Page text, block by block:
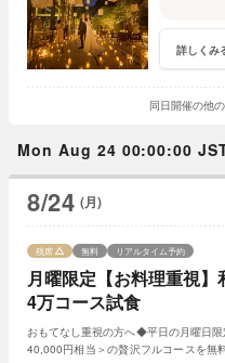
詳しくみ
同日開催の他
Mon Aug 24 00:00:00
8/24 (月)
月曜限定【お料理重視
4万コース試食
残席 無料 リアルタイム予約
おもてなし重視の方へ◆平日の月曜日
40,000円相当＞の贅沢フルコースを無